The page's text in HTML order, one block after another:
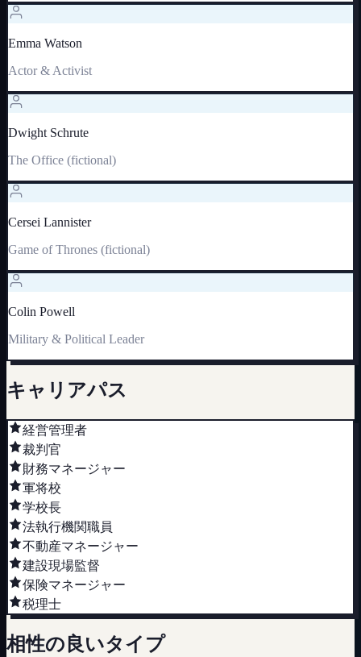
Emma Watson
Actor & Activist
Dwight Schrute
The Office (fictional)
Cersei Lannister
Game of Thrones (fictional)
Colin Powell
Military & Political Leader
キャリアパス
経営管理者
裁判官
財務マネージャー
軍将校
学校長
法執行機関職員
不動産マネージャー
建設現場監督
保険マネージャー
税理士
相性の良いタイプ